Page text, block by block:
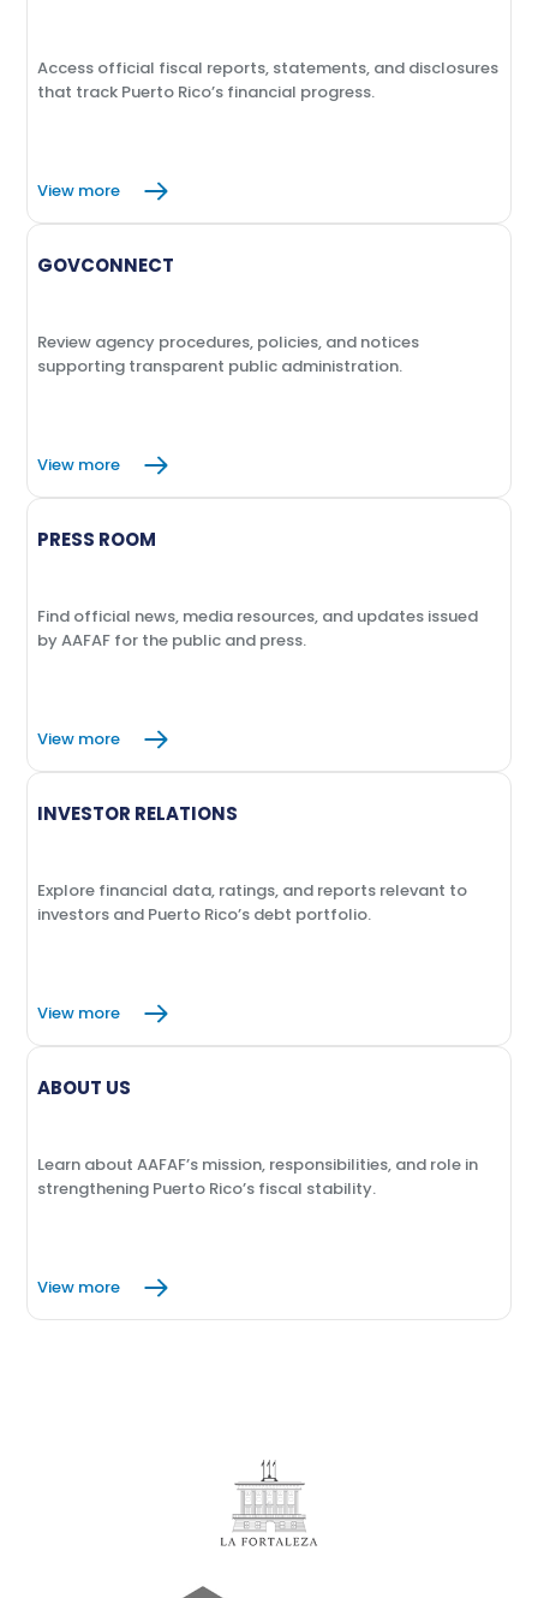
Access official fiscal reports, statements, and disclosures
that track Puerto Rico’s financial progress.
View more
GOVCONNECT
Review agency procedures, policies, and notices
supporting transparent public administration.
View more
PRESS ROOM
Find official news, media resources, and updates issued
by AAFAF for the public and press.
View more
INVESTOR RELATIONS
Explore financial data, ratings, and reports relevant to
investors and Puerto Rico’s debt portfolio.
View more
ABOUT US
Learn about AAFAF’s mission, responsibilities, and role in
strengthening Puerto Rico’s fiscal stability.
View more